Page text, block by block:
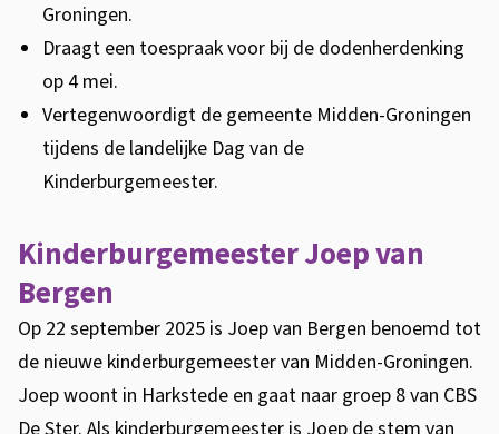
r
f
v
a
n
d
e
Groningen.
Draagt een toespraak voor bij de dodenherdenking
op 4 mei.
Vertegenwoordigt de gemeente Midden-Groningen
tijdens de landelijke Dag van de
Kinderburgemeester.
Kinderburgemeester Joep van
Bergen
Op 22 september 2025 is Joep van Bergen benoemd tot
de nieuwe kinderburgemeester van Midden-Groningen.
Joep woont in Harkstede en gaat naar groep 8 van CBS